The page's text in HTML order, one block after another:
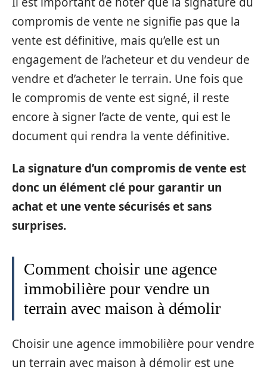
compromis de vente ne signifie pas que la
vente est définitive, mais qu’elle est un
engagement de l’acheteur et du vendeur de
vendre et d’acheter le terrain. Une fois que
le compromis de vente est signé, il reste
encore à signer l’acte de vente, qui est le
document qui rendra la vente définitive.
La signature d’un compromis de vente est
donc un élément clé pour garantir un
achat et une vente sécurisés et sans
surprises.
Comment choisir une agence
immobilière pour vendre un
terrain avec maison à démolir
Choisir une agence immobilière pour vendre
un terrain avec maison à démolir est une